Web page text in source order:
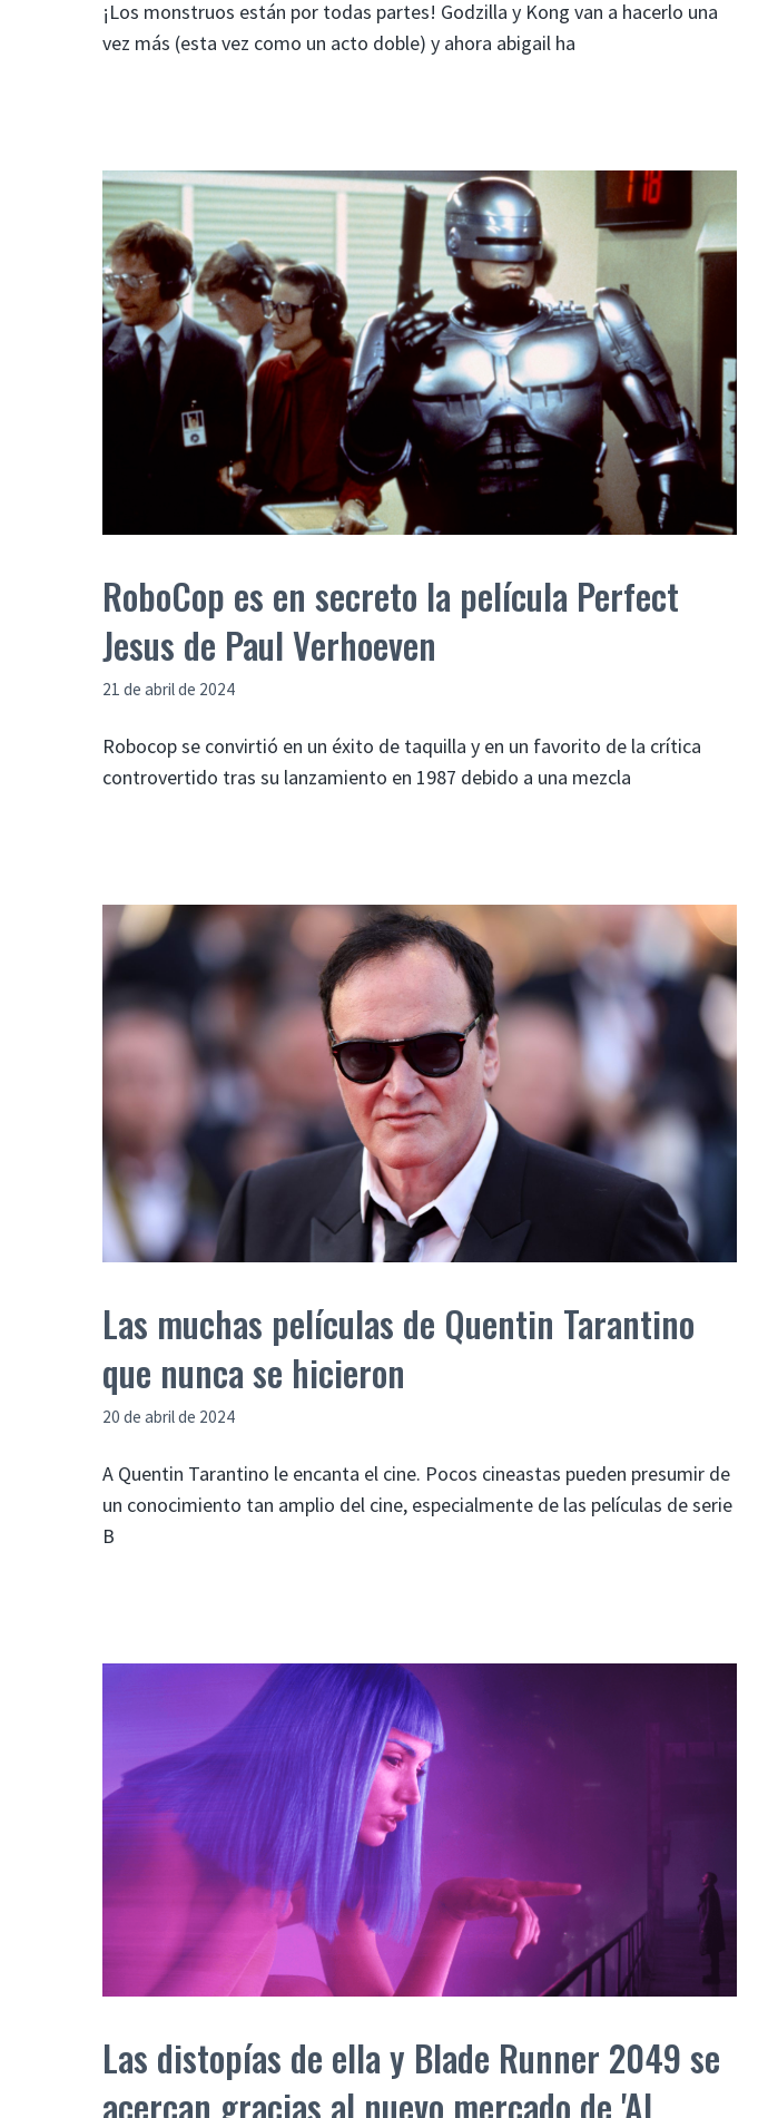
¡Los monstruos están por todas partes! Godzilla y Kong van a hacerlo una
vez más (esta vez como un acto doble) y ahora abigail ha
RoboCop es en secreto la película Perfect
Jesus de Paul Verhoeven
21 de abril de 2024
Robocop se convirtió en un éxito de taquilla y en un favorito de la crítica
controvertido tras su lanzamiento en 1987 debido a una mezcla
Las muchas películas de Quentin Tarantino
que nunca se hicieron
20 de abril de 2024
A Quentin Tarantino le encanta el cine. Pocos cineastas pueden presumir de
un conocimiento tan amplio del cine, especialmente de las películas de serie
B
Las distopías de ella y Blade Runner 2049 se
acercan gracias al nuevo mercado de 'AI